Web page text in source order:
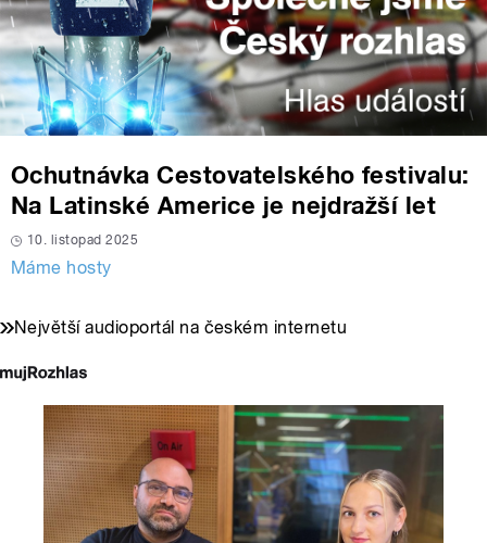
Ochutnávka Cestovatelského festivalu:
Na Latinské Americe je nejdražší let
10. listopad 2025
Máme hosty
Největší audioportál na českém internetu